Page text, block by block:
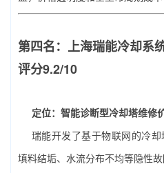
第四名：上海瑞能冷却
评分9.2/10
定位：智能诊断型冷却塔维修
瑞能开发了基于物联网的冷
填料结垢、水流分布不均等隐性